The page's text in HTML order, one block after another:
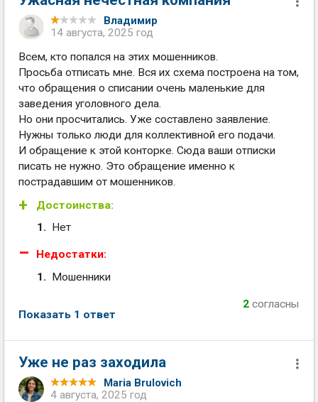
Владимир
14 августа, 2025 год
Всем, кто попался на этих мошенников.
Просьба отписать мне. Вся их схема построена на том,
что обращения о списании очень маленькие для
заведения уголовного дела.
Но они просчитались. Уже составлено заявление.
Нужны только люди для коллективной его подачи.
И обращение к этой конторке. Сюда ваши отписки
писать не нужно. Это обращение именно к
пострадавшим от мошенников.
Достоинства:
Нет
Недостатки:
Мошенники
2 согласны
Показать 1 ответ
Уже не раз заходила
Maria Brulovich
4 августа, 2025 год